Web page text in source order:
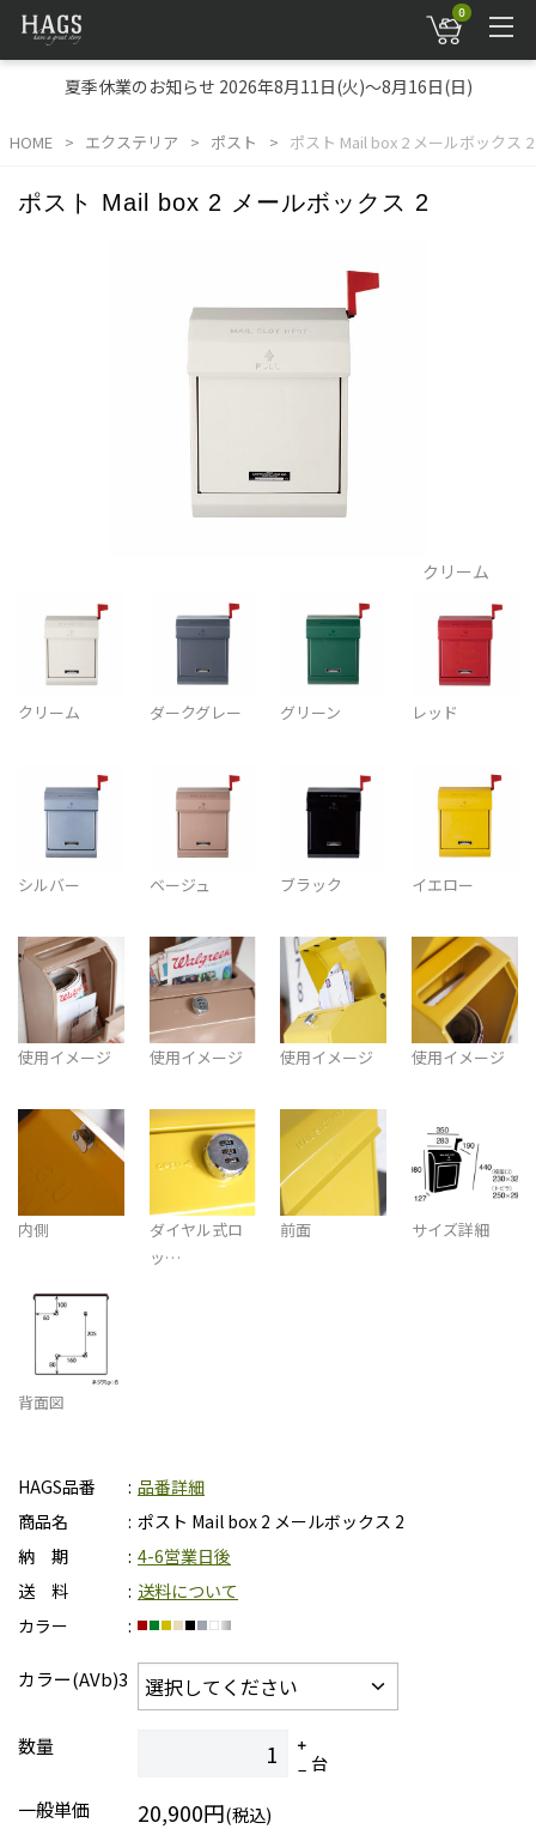
0
夏季休業のお知らせ 2026年8月11日(火)～8月16日(日)
HOME エクステリア ポスト ポスト Mail box 2 メールボックス 2
ポスト Mail box 2 メールボックス 2
クリーム
クリーム ダークグレー グリーン レッド
シルバー ベージュ ブラック イエロー
使用イメージ 使用イメージ 使用イメージ 使用イメージ
内側
ダイヤル式ロ
ッ…
前面 サイズ詳細
背面図
HAGS品番
品番詳細
商品名
ポスト Mail box 2 メールボックス 2
納 期
4-6営業日後
送 料
送料について
カラー
カラー(AVb)3
数量
台
一般単価
20,900円(税込)